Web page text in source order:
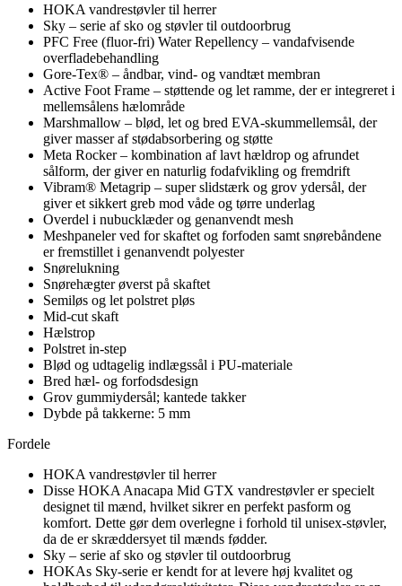
HOKA vandrestøvler til herrer
Sky – serie af sko og støvler til outdoorbrug
PFC Free (fluor-fri) Water Repellency – vandafvisende
overfladebehandling
Gore-Tex® – åndbar, vind- og vandtæt membran
Active Foot Frame – støttende og let ramme, der er integreret i
mellemsålens hælområde
Marshmallow – blød, let og bred EVA-skummellemsål, der
giver masser af stødabsorbering og støtte
Meta Rocker – kombination af lavt hældrop og afrundet
sålform, der giver en naturlig fodafvikling og fremdrift
Vibram® Metagrip – super slidstærk og grov ydersål, der
giver et sikkert greb mod våde og tørre underlag
Overdel i nubucklæder og genanvendt mesh
Meshpaneler ved for skaftet og forfoden samt snørebåndene
er fremstillet i genanvendt polyester
Snørelukning
Snørehægter øverst på skaftet
Semiløs og let polstret pløs
Mid-cut skaft
Hælstrop
Polstret in-step
Blød og udtagelig indlægssål i PU-materiale
Bred hæl- og forfodsdesign
Grov gummiydersål; kantede takker
Dybde på takkerne: 5 mm
Fordele
HOKA vandrestøvler til herrer
Disse HOKA Anacapa Mid GTX vandrestøvler er specielt
designet til mænd, hvilket sikrer en perfekt pasform og
komfort. Dette gør dem overlegne i forhold til unisex-støvler,
da de er skræddersyet til mænds fødder.
Sky – serie af sko og støvler til outdoorbrug
HOKAs Sky-serie er kendt for at levere høj kvalitet og